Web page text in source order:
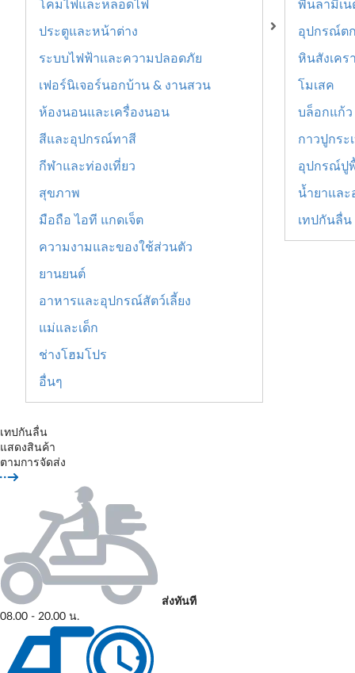
โคมไฟและหลอดไฟ
ประตูและหน้าต่าง
ระบบไฟฟ้าและความปลอดภัย
เฟอร์นิเจอร์นอกบ้าน & งานสวน
ห้องนอนและเครื่องนอน
สีและอุปกรณ์ทาสี
กีฬาและท่องเที่ยว
สุขภาพ
มือถือ ไอที แกดเจ็ต
ความงามและของใช้ส่วนตัว
ยานยนต์
อาหารและอุปกรณ์สัตว์เลี้ยง
แม่และเด็ก
ช่างโฮมโปร
อื่นๆ
พื้นลามิเน
อุปกรณ์ต
หินสังเคร
โมเสค
บล็อกแก้ว
กาวปูกระ
อุปกรณ์ปู
น้ำยาแล
เทปกันลื่น
เทปกันลื่น
แสดงสินค้า
ตามการจัดส่ง
ส่งทันที
08.00 - 20.00 น.